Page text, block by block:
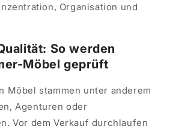
Organisation und
So werden
Möbel geprüft
Möbel stammen unter anderem
Agenturen oder
Vor dem Verkauf durchlaufen